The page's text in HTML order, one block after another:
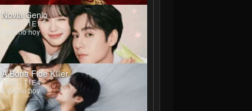
Novia Genio
2026 | T1E17
Estreno hoy
A Bona Fide Killer
2026 | T1E4
Estreno hoy